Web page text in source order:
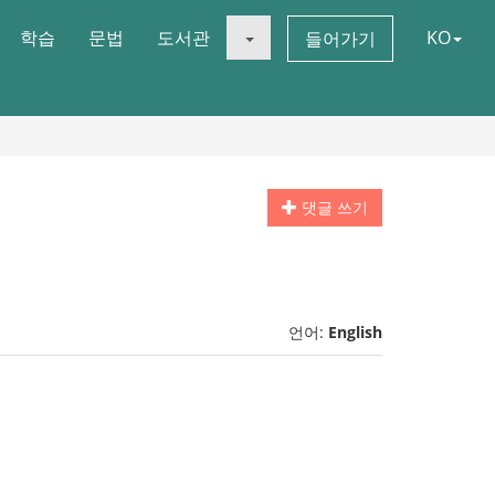
학습 문법 도서관 들어가기 KO
댓글 쓰기
언어: English